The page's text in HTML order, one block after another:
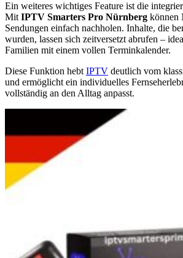
Ein weiteres wichtiges Feature ist die
Mit IPTV Smarters Pro Nürnberg können
Sendungen einfach nachholen. Inhalte, die
wurden, lassen sich zeitversetzt abrufen –
Familien mit einem vollen Terminkalender.
Diese Funktion hebt IPTV deutlich vom
und ermöglicht ein individuelles
vollständig an den Alltag anpasst.